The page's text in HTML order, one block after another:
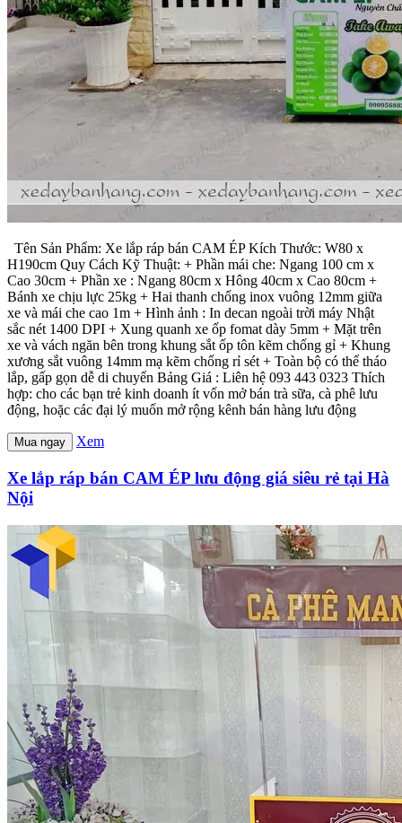
Tên Sản Phẩm: Xe lắp ráp bán CAM ÉP Kích Thước: W80 x
H190cm Quy Cách Kỹ Thuật: + Phần mái che: Ngang 100 cm x
Cao 30cm + Phần xe : Ngang 80cm x Hông 40cm x Cao 80cm +
Bánh xe chịu lực 25kg + Hai thanh chống inox vuông 12mm giữa
xe và mái che cao 1m + Hình ảnh : In decan ngoài trời máy Nhật
sắc nét 1400 DPI + Xung quanh xe ốp fomat dày 5mm + Mặt trên
xe và vách ngăn bên trong khung sắt ốp tôn kẽm chống gỉ + Khung
xương sắt vuông 14mm mạ kẽm chống rỉ sét + Toàn bộ có thể tháo
lắp, gấp gọn dễ di chuyển Bảng Giá : Liên hệ 093 443 0323 Thích
hợp: cho các bạn trẻ kinh doanh ít vốn mở bán trà sữa, cà phê lưu
động, hoặc các đại lý muốn mở rộng kênh bán hàng lưu động
Mua ngay Xem
Xe lắp ráp bán CAM ÉP lưu động giá siêu rẻ tại Hà
Nội